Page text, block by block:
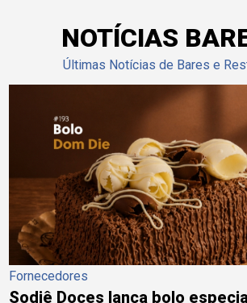
NOTÍCIAS
Últimas Notícias de Bares e
Fornecedores
Sodiê Doces lança bolo